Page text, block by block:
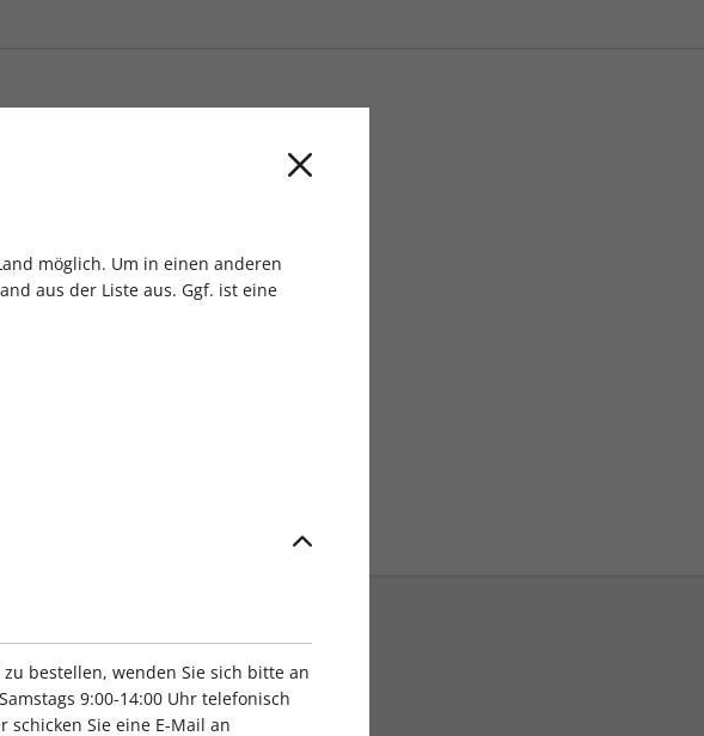
möglich. Um in einen anderen
aus der Liste aus. Ggf. ist eine
bestellen, wenden Sie sich bitte an
9:00-14:00 Uhr telefonisch
schicken Sie eine E-Mail an